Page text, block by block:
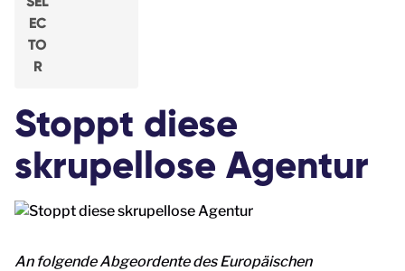
Stoppt diese
skrupellose Agentur
An folgende Abgeordente des Europäischen